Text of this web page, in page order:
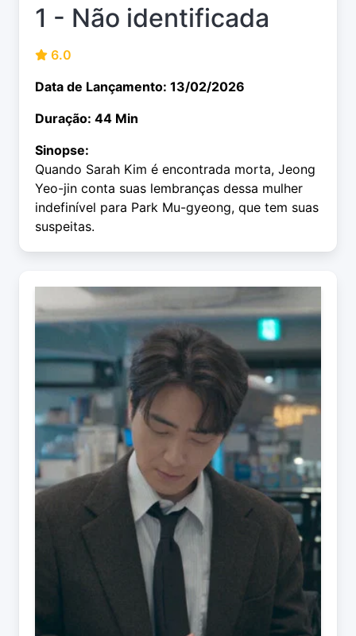
1 - Não identificada
6.0
Data de Lançamento: 13/02/2026
Duração: 44 Min
Sinopse:
Quando Sarah Kim é encontrada morta, Jeong
Yeo-jin conta suas lembranças dessa mulher
indefinível para Park Mu-gyeong, que tem suas
suspeitas.